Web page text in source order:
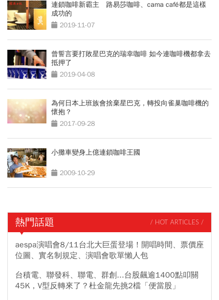
連鎖咖啡新霸主 路易莎咖啡、cama café都是這樣
成功的
2019-11-07
曾誓言要打敗星巴克的瑞幸咖啡 如今連咖啡機都拿去
抵押了
2019-04-08
為何日本上班族會捨棄星巴克，轉投向雀巢咖啡機的
懷抱？
2017-09-28
小攤車變身上億連鎖咖啡王國
2009-10-29
熱門話題 / HOT ARTICLES /
aespa演唱會8/11台北大巨蛋登場！開唱時間、票價座
位圖、實名制規定、演唱會歌單懶人包
台積電、聯發科、聯電、群創...台股飆逾1400點叩關
45K，V型反轉來了？杜金龍先挑2檔「便當股」